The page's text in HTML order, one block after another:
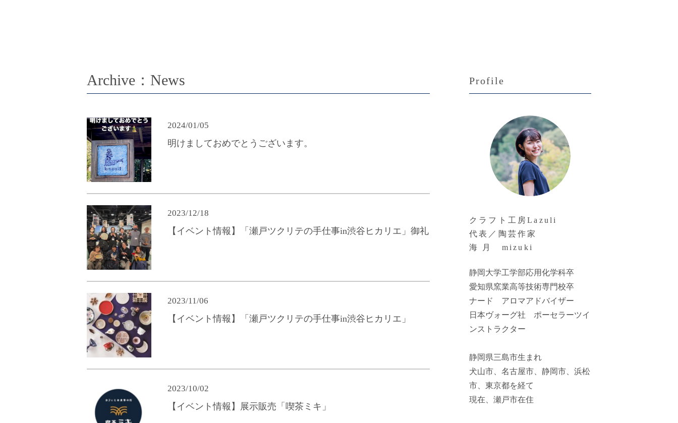
Archive：News
2024/01/05
明けましておめでとうございます。
2023/12/18
【イベント情報】「瀬戸ツクリテの手仕事in渋谷ヒカリエ」御礼
2023/11/06
【イベント情報】「瀬戸ツクリテの手仕事in渋谷ヒカリエ」
2023/10/02
【イベント情報】展示販売「喫茶ミキ」
Profile
クラフト工房Lazuli
代表／陶芸作家
海 月
mizuki
静岡大学工学部応用化学科卒
愛知県窯業高等技術専門校卒
ナード アロマアドバイザー
日本ヴォーグ社 ポーセラーツイ
ンストラクター
静岡県三島市生まれ
犬山市、名古屋市、静岡市、浜松
市、東京都を経て
現在、瀬戸市在住